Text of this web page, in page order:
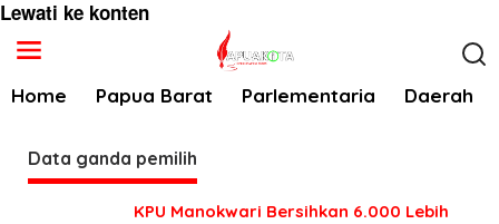
Lewati ke konten
Home Papua Barat Parlementaria Daerah
Data ganda pemilih
KPU Manokwari Bersihkan 6.000 Lebih